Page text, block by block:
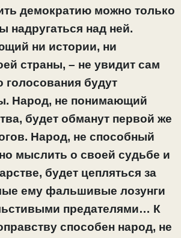
демократию можно только
надругаться над ней.
ни истории, ни
страны, – не увидит сам
голосования будут
Народ, не понимающий
будет обманут первой же
Народ, не способный
мыслить о своей судьбе и
будет цепляться за
ему фальшивые лозунги
предателями… К
способен народ, не